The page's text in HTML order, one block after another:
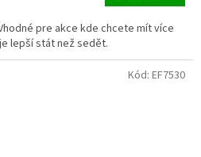
pre akce kde chcete mít více
lepší stát než sedět.
Kód: EF7530